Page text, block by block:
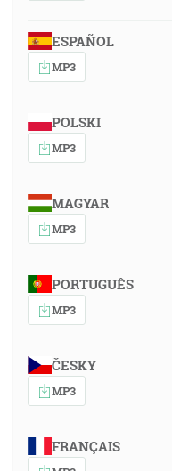
ESPAÑOL
MP3
POLSKI
MP3
MAGYAR
MP3
PORTUGUÊS
MP3
ČESKY
MP3
FRANÇAIS